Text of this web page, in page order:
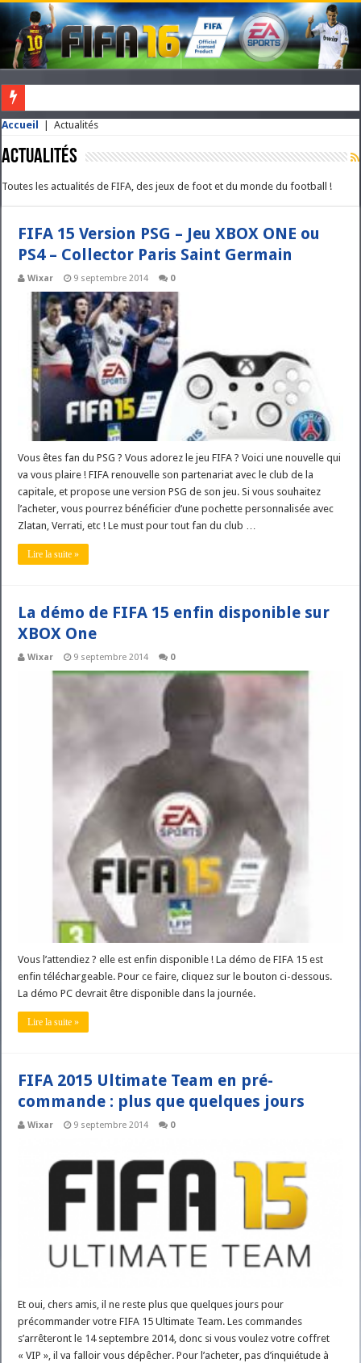
VOUS NE POSSEDEZ PAS ENCORE FIFA ? CLIQUEZ ICI POUR
Accueil Actualités
Actualités
Toutes les actualités de FIFA, des jeux de foot et du monde du football !
FIFA 15 Version PSG – Jeu XBOX ONE ou
PS4 – Collector Paris Saint Germain
Wixar 9 septembre 2014 0
Vous êtes fan du PSG ? Vous adorez le jeu FIFA ? Voici une nouvelle qui
va vous plaire ! FIFA renouvelle son partenariat avec le club de la
capitale, et propose une version PSG de son jeu. Si vous souhaitez
l’acheter, vous pourrez bénéficier d’une pochette personnalisée avec
Zlatan, Verrati, etc ! Le must pour tout fan du club …
Lire la suite »
La démo de FIFA 15 enfin disponible sur
XBOX One
Wixar 9 septembre 2014 0
Vous l’attendiez ? elle est enfin disponible ! La démo de FIFA 15 est
enfin téléchargeable. Pour ce faire, cliquez sur le bouton ci-dessous.
La démo PC devrait être disponible dans la journée.
Lire la suite »
FIFA 2015 Ultimate Team en pré-
commande : plus que quelques jours
Wixar 9 septembre 2014 0
Et oui, chers amis, il ne reste plus que quelques jours pour
précommander votre FIFA 15 Ultimate Team. Les commandes
s’arrêteront le 14 septembre 2014, donc si vous voulez votre coffret
« VIP », il va falloir vous dépêcher. Pour l’acheter, pas d’inquiétude à